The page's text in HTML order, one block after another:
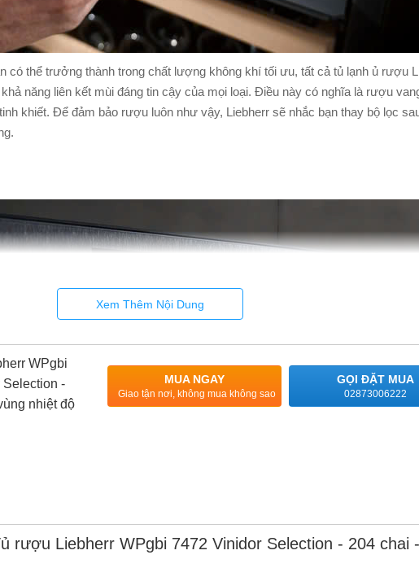
có thể trưởng thành trong chất lượng không khí tối ưu, tất cả tủ lạnh ủ rượu
năng liên kết mùi đáng tin cậy của mọi loại. Điều này có nghĩa là rượu
khiết. Để đảm bảo rượu luôn như vậy, Liebherr sẽ nhắc bạn thay bộ lọc
tủ lạnh ủ rượu vang của chúng tôi liên tục đo nhiệt độ bằng hai cảm biến.
Xem Thêm Nội Dung
WPgbi
-
nhiệt độ
MUA NGAY
Giao tận nơi, không mua không sao
GỌI ĐẶT MUA
02873006222
rượu Liebherr WPgbi 7472 Vinidor Selection - 204 chai